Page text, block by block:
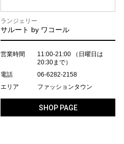
ランジェリー
サルート by ワコール
営業時間 11:00-21:00
（日曜日は
20:30まで）
電話
06-6282-2158
エリア
ファッションタウン
SHOP PAGE